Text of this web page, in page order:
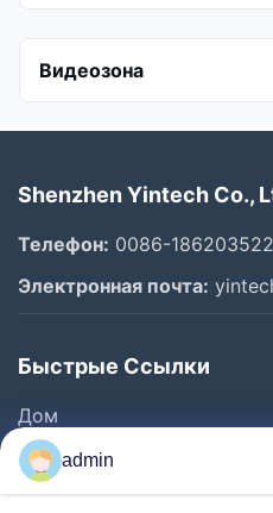
Видеозона
Принтер цифров струйный
введение компании
Машина CTP CTCP
Печатная машина CTP
УФ машина CTP
Shenzhen Yintech Co.,
Телефон: 0086-
Электронная почта:
Быстрые Ссылки
Дом
Продукты
Ролики
admin